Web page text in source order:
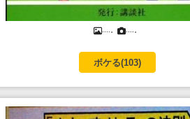
....。 ....。
ボケる(103)